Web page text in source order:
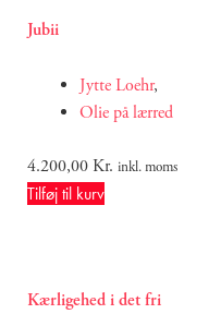
Jubii
Jytte Loehr,
Olie på lærred
4.200,00Kr. inkl. moms
Tilføj til kurv
Kærligehed i det fri